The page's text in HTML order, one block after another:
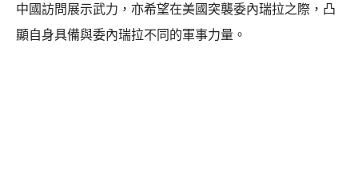
中國訪問展示武力，亦希望在美國突襲委內瑞拉之際，凸
顯自身具備與委內瑞拉不同的軍事力量。